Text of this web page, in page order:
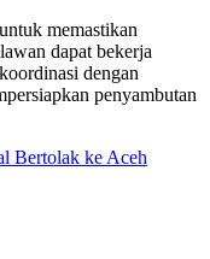
memastikan
dapat bekerja
dengan
penyambutan
Bertolak ke Aceh